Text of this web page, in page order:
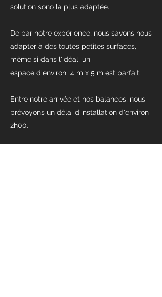
solution sono la plus adaptée.
De par notre expérience, nous savons nous
adapter à des toutes petites surfaces,
même si dans l'idéal, un
espace d'environ 4 m x 5 m est parfait.
Entre notre arrivée et nos balances, nous
prévoyons un délai d'installation d'environ
2h00.